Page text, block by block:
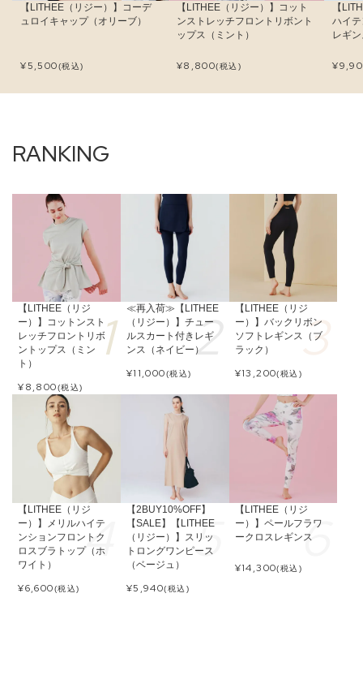
【LITHEE（リジー）】コーデ
ュロイキャップ（オリーブ）
¥5,500(税込)
【LITHEE（リジー）】コット
ンストレッチフロントリボント
ップス（ミント）
¥8,800(税込)
【
ハイ
レギ
¥
【LITHEE（リジ
ー）】コットンスト
レッチフロントリボ
ントップス（ミン
ト）
¥8,800(税込)
≪再入荷≫【LITHEE
（リジー）】チュー
ルスカート付きレギ
ンス（ネイビー）
¥11,000(税込)
【LITHEE（リジ
ー）】バックリボン
ソフトレギンス（ブ
ラック）
¥13,200(税込)
【LITHEE（リジ
ー）】メリルハイテ
ンションフロントク
ロスブラトップ（ホ
ワイト）
¥6,600(税込)
【2BUY10%OFF】
【SALE】【LITHEE
（リジー）】スリッ
トロングワンピース
（ベージュ）
¥5,940(税込)
【LITHEE（リジ
ー）】ペールフラワ
ークロスレギンス
¥14,300(税込)